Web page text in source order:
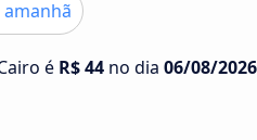
é R$ 44 no dia 06/08/2026